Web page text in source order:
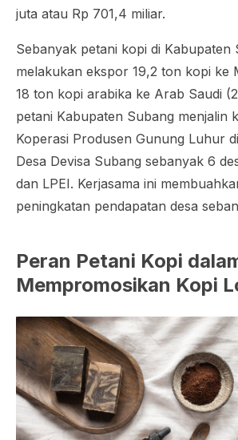
juta atau Rp 701,4 miliar.
Sebanyak petani kopi di Kabupaten
melakukan ekspor 19,2 ton kopi ke
18 ton kopi arabika ke Arab Saudi
petani Kabupaten Subang menjalin
Koperasi Produsen Gunung Luhur
Desa Devisa Subang sebanyak 6
dan LPEI. Kerjasama ini
peningkatan pendapatan desa
Peran Petani Kopi
Mempromosikan Kopi